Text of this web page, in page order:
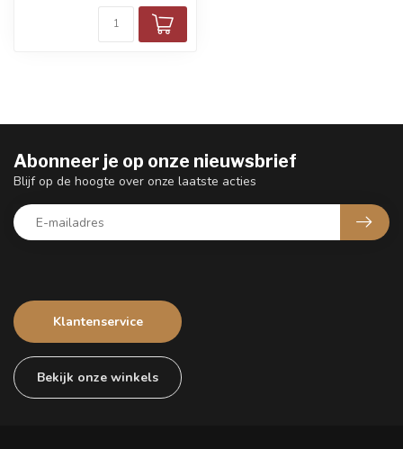
Klantenservice
Bekijk onze winkels
Abonneer je op onze nieuwsbrief
Blijf op de hoogte over onze laatste acties